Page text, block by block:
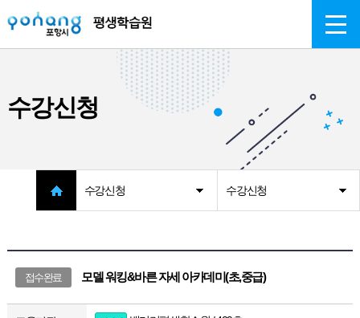
수강신청
수강신청 수강신청
접수완료 모델 워킹&바른 자세 아카데미(초,중급)